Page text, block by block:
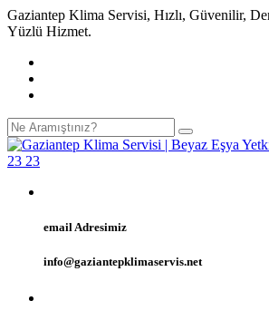
Gaziantep Klima Servisi, Hızlı, Güvenilir,
Yüzlü Hizmet.
email Adresimiz
info@gaziantepklimaservis.net